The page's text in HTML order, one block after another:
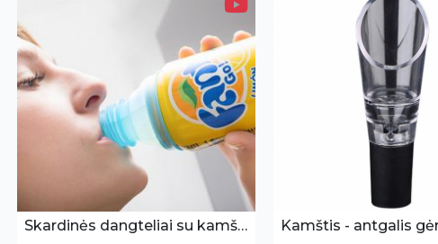
Skardinės dangteliai su kamšteliu 10 vnt.